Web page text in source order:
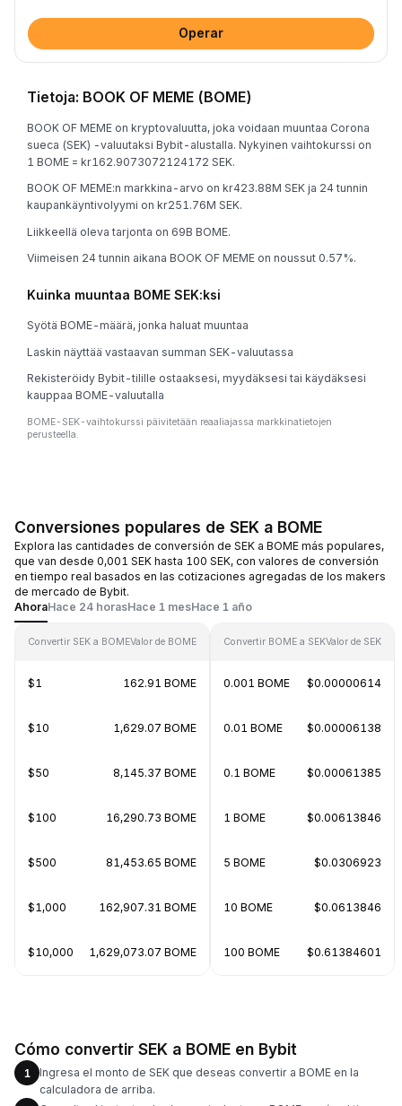
Operar
Tietoja: BOOK OF MEME (BOME)
BOOK OF MEME on kryptovaluutta, joka voidaan muuntaa Corona
sueca (SEK) -valuutaksi Bybit-alustalla. Nykyinen vaihtokurssi on
1 BOME = kr162.9073072124172 SEK.
BOOK OF MEME:n markkina-arvo on kr423.88M SEK ja 24 tunnin
kaupankäyntivolyymi on kr251.76M SEK.
Liikkeellä oleva tarjonta on 69B BOME.
Viimeisen 24 tunnin aikana BOOK OF MEME on noussut 0.57%.
Kuinka muuntaa BOME SEK:ksi
Syötä BOME-määrä, jonka haluat muuntaa
Laskin näyttää vastaavan summan SEK-valuutassa
Rekisteröidy Bybit-tilille ostaaksesi, myydäksesi tai käydäksesi
kauppaa BOME-valuutalla
BOME-SEK-vaihtokurssi päivitetään reaaliajassa markkinatietojen
perusteella.
Conversiones populares de SEK a BOME
Explora las cantidades de conversión de SEK a BOME más populares,
que van desde 0,001 SEK hasta 100 SEK, con valores de conversión
en tiempo real basados en las cotizaciones agregadas de los makers
de mercado de Bybit.
AhoraHace 24 horasHace 1 mesHace 1 año
Convertir SEK a BOMEValor de BOME
$1 162.91 BOME
$10 1,629.07 BOME
$50 8,145.37 BOME
$100 16,290.73 BOME
$500 81,453.65 BOME
$1,000 162,907.31 BOME
$10,000 1,629,073.07 BOME
Convertir BOME a SEKValor de SEK
0.001 BOME $0.00000614
0.01 BOME $0.00006138
0.1 BOME $0.00061385
1 BOME $0.00613846
5 BOME $0.0306923
10 BOME $0.0613846
100 BOME $0.61384601
Cómo convertir SEK a BOME en Bybit
1
Ingresa el monto de SEK que deseas convertir a BOME en la
calculadora de arriba.